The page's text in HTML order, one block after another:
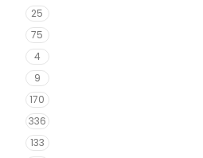
25
75
4
9
170
336
133